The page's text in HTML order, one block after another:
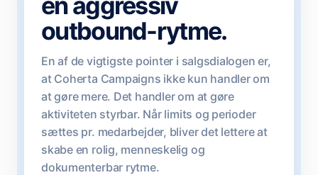
outbound-rytme.
En af de vigtigste pointer i salgsdialogen er,
at Coherta Campaigns ikke kun handler om
at gøre mere. Det handler om at gøre
aktiviteten styrbar. Når limits og perioder
sættes pr. medarbejder, bliver det lettere at
skabe en rolig, menneskelig og
dokumenterbar rytme.